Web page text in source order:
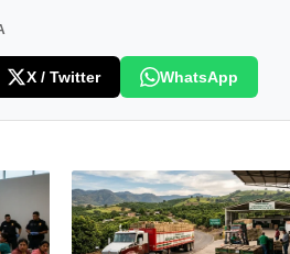
X / Twitter WhatsApp